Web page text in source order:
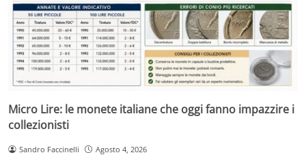
Micro Lire: le monete italiane che oggi fanno impazzire i
collezionisti
Sandro Faccinelli Agosto 4, 2026